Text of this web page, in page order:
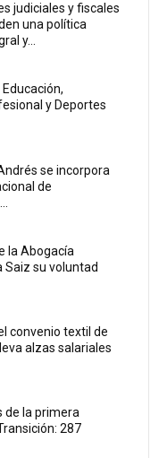
judiciales y fiscales
una política
y...
y Deportes
se incorpora
de
la Abogacía
Saiz su voluntad
convenio textil de
alzas salariales
de la primera
287